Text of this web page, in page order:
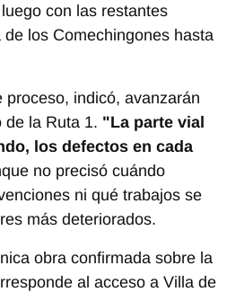
con las restantes
los Comechingones hasta
proceso, indicó, avanzarán
de la Ruta 1. "La parte vial
los defectos en cada
no precisó cuándo
ni qué trabajos se
más deteriorados.
obra confirmada sobre la
al acceso a Villa de